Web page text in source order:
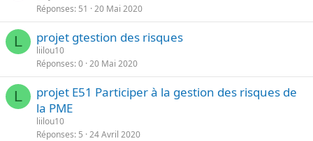
Réponses 51 20 Mai 2020
L projet gtestion des risques
liilou10
Réponses 0 20 Mai 2020
L
projet E51 Participer à la gestion des risques de
la PME
liilou10
Réponses 5 24 Avril 2020